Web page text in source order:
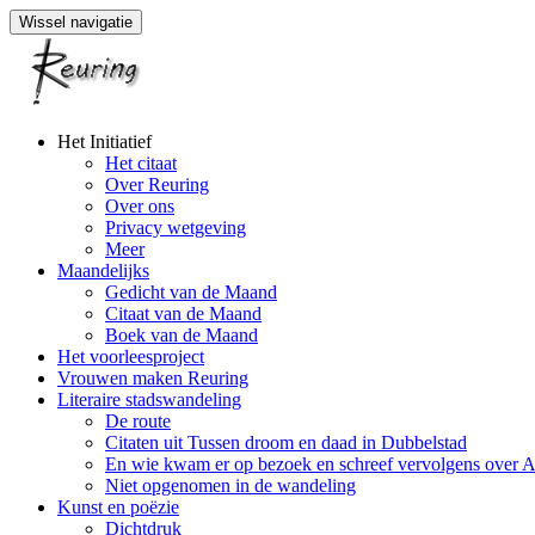
Wissel navigatie
Naar
Het Initiatief
Het citaat
Over Reuring
Over ons
Privacy wetgeving
Meer
Maandelijks
Gedicht van de Maand
Citaat van de Maand
Boek van de Maand
Het voorleesproject
Vrouwen maken Reuring
Literaire stadswandeling
De route
Citaten uit Tussen droom en daad in Dubbelstad
En wie kwam er op bezoek en schreef vervolgens over
Niet opgenomen in de wandeling
Kunst en poëzie
Dichtdruk